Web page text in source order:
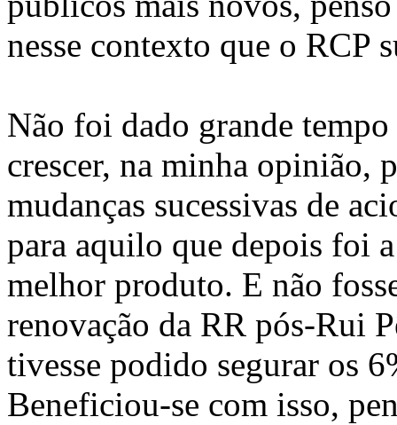
nesse contexto que o RCP
Não foi dado grande
crescer, na minha opinião,
mudanças sucessivas de
para aquilo que depois foi
melhor produto. E não
renovação da RR pós-Rui
tivesse podido segurar os
Beneficiou-se com isso,